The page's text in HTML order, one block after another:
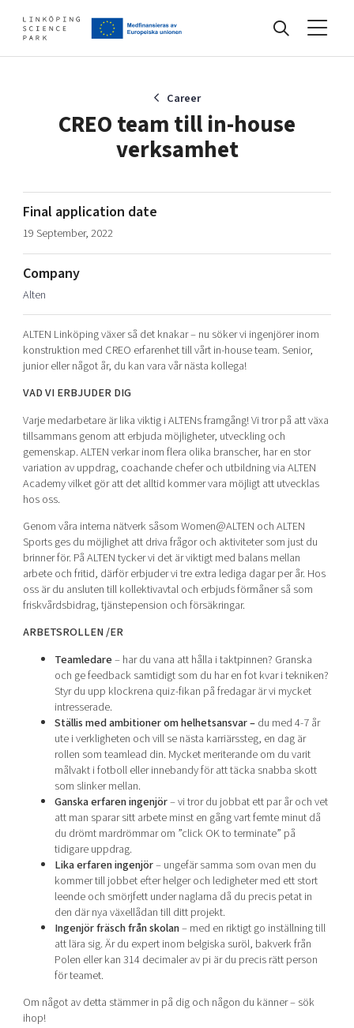
Find your network
Artificial intelligence
Cybersecurity
Internet of Things
Manufacturing industries
Global talent
Visual technologies
Shaping cities and regions
Bright East
East Sweden Tech Women
Reversed mentorship
Current offers and activities
Develop your company
Upgrade your skills & master new ones
Tech startups
Upscaling
Talent & skills
Startup & industry collaboration
Offers to boost your business
Funding opportunities
About
Our story, mission & vision
Our community of companies
Projects
Publications
Project toolbox
Our clusters
Reach out to us
Locations
40 years anniversary
Today's lunch in Mjärdevi
Career
CREO team till in-house
verksamhet
Final application date
19 September, 2022
Company
Alten
ALTEN Linköping växer så det knakar – nu söker vi ingenjörer inom
konstruktion med CREO erfarenhet till vårt in-house team. Senior,
junior eller något år, du kan vara vår nästa kollega!
VAD VI ERBJUDER DIG
Varje medarbetare är lika viktig i ALTENs framgång! Vi tror på att växa
tillsammans genom att erbjuda möjligheter, utveckling och
gemenskap. ALTEN verkar inom flera olika branscher, har en stor
variation av uppdrag, coachande chefer och utbildning via ALTEN
Academy vilket gör att det alltid kommer vara möjligt att utvecklas
hos oss.
Genom våra interna nätverk såsom Women@ALTEN och ALTEN
Sports ges du möjlighet att driva frågor och aktiviteter som just du
brinner för. På ALTEN tycker vi det är viktigt med balans mellan
arbete och fritid, därför erbjuder vi tre extra lediga dagar per år. Hos
oss är du ansluten till kollektivavtal och erbjuds förmåner så som
friskvårdsbidrag, tjänstepension och försäkringar.
ARBETSROLLEN /ER
Teamledare– har du vana att hålla i taktpinnen? Granska
och ge feedback samtidigt som du har en fot kvar i tekniken?
Styr du upp klockrena quiz-fikan på fredagar är vi mycket
intresserade.
Ställis med ambitioner om helhetsansvar –du med 4-7 år
ute i verkligheten och vill se nästa karriärssteg, en dag är
rollen som teamlead din. Mycket meriterande om du varit
målvakt i fotboll eller innebandy för att täcka snabba skott
som slinker mellan.
Ganska erfaren ingenjör– vi tror du jobbat ett par år och vet
att man sparar sitt arbete minst en gång vart femte minut då
du drömt mardrömmar om ”click OK to terminate” på
tidigare uppdrag.
Lika erfaren ingenjör– ungefär samma som ovan men du
kommer till jobbet efter helger och ledigheter med ett stort
leende och smörjfett under naglarna då du precis petat in
den där nya växellådan till ditt projekt.
Ingenjör fräsch från skolan– med en riktigt go inställning till
att lära sig. Är du expert inom belgiska suröl, bakverk från
Polen eller kan 314 decimaler av pi är du precis rätt person
för teamet.
Om något av detta stämmer in på dig och någon du känner – sök
ihop!